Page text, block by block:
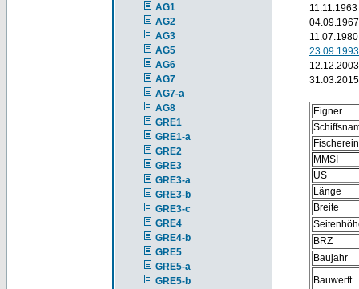
AG1
AG2
AG3
AG5
AG6
AG7
AG7-a
AG8
GRE1
GRE1-a
GRE2
GRE3
GRE3-a
GRE3-b
GRE3-c
GRE4
GRE4-b
GRE5
GRE5-a
GRE5-b
Eigner
MMSI
US
Länge
Breite
BRZ
Baujahr
Bauwerft